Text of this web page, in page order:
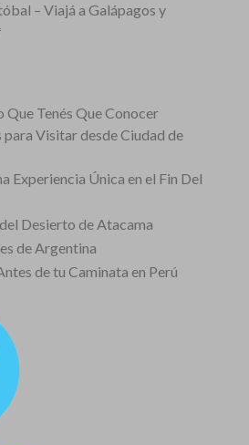
– Viajá a Galápagos y
Tenés Que Conocer
Visitar desde Ciudad de
Experiencia Única en el Fin Del
Desierto de Atacama
de Argentina
de tu Caminata en Perú